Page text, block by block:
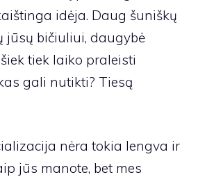
idėja. Daug šuniškų
jūsų bičiuliui, daugybė
tiek laiko praleisti
gali nutikti? Tiesą
nėra tokia lengva ir
jūs manote, bet mes